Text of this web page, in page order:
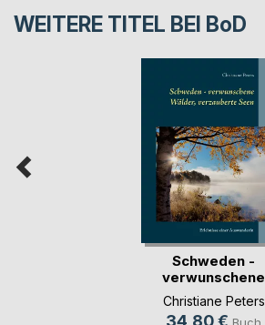
WEITERE TITEL BEI BoD
Schweden -
verwunschene
Wälder, ve(...)
Christiane Peters
34,80 €